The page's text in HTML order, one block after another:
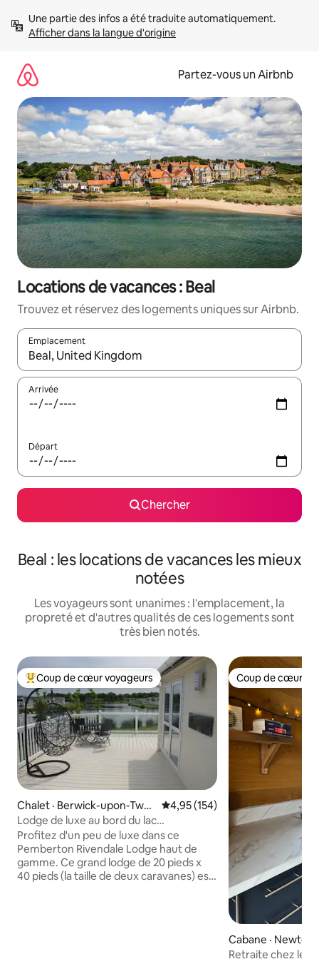
directement
Afficher dans la langue d'origine
Partez-vous un Airbnb
Locations de vacances : Beal
Trouvez et réservez des logements uniques sur Airbnb.
Emplacement
Quand les résultats sont affichés, parcourez-les en utilisant
Arrivée
Départ
Chercher
Beal : les locations de vacances les mieux
notées
Les voyageurs sont unanimes : l'emplacement, la
propreté et d'autres qualités de ces logements sont
très bien notés.
Coup de cœur voyageurs parmi les plus aimés
Coup de cœur voyageurs
Chalet · Berwick-upon-Twe
ed
Note moyenne de 4,95 sur 5,
4,95 (154)
Lodge de luxe au bord du lac
Haggerston Castle
Profitez d'un peu de luxe dans ce
Pemberton Rivendale Lodge haut de
gamme. Ce grand lodge de 20 pieds x
40 pieds (la taille de deux caravanes) est
Coup de cœur
Coup de cœur
Cabane ·
a
Retraite chez les